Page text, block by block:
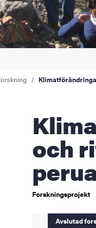
Klimatförändringar
och
Forskningsprojekt
Avslutad